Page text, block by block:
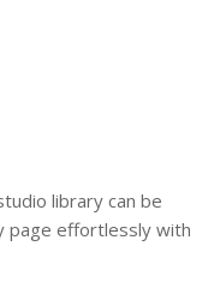
library can be
page effortlessly with